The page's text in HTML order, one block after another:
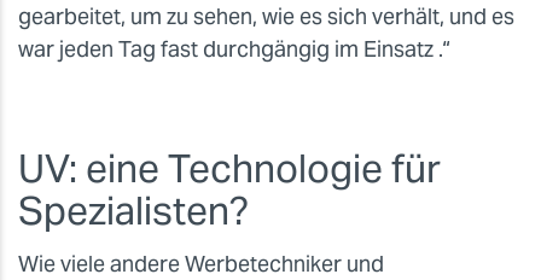
gearbeitet, um zu sehen, wie es sich verhält, und es
war jeden Tag fast durchgängig im Einsatz .“
UV: eine Technologie für
Spezialisten?
Wie viele andere Werbetechniker und